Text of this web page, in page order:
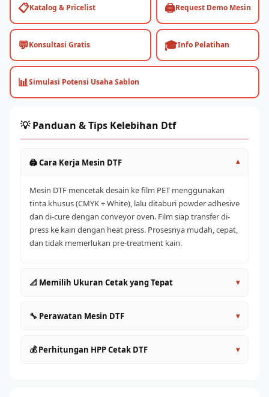
📋Katalog & Pricelist 🖨️Request Demo Mesin
💬Konsultasi Gratis 🎓Info Pelatihan
📊Simulasi Potensi Usaha Sablon
💡 Panduan & Tips Kelebihan Dtf
🖨️ Cara Kerja Mesin DTF ▾
Mesin DTF mencetak desain ke film PET menggunakan
tinta khusus (CMYK + White), lalu ditaburi powder adhesive
dan di-cure dengan conveyor oven. Film siap transfer di-
press ke kain dengan heat press. Prosesnya mudah, cepat,
dan tidak memerlukan pre-treatment kain.
📐 Memilih Ukuran Cetak yang Tepat ▾
satuan
Roll to Roll (>60cm): Kapasitas industri, untuk produksi
🔧 Perawatan Mesin DTF ▾
sesudah operasional
💰 Perhitungan HPP Cetak DTF ▾